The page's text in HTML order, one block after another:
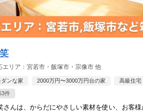
エリア：宮若市・飯塚市・宗像市 他
ダンな家 2000万円〜3000万円台の家 高級住宅
件
さんは、からだにやさしい素材を使い、お客